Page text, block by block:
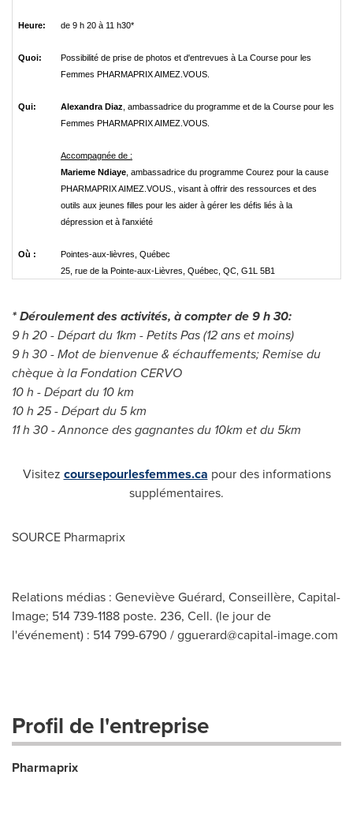
Heure: de 9 h 20 à 11 h30*
Quoi:
Possibilité de prise de photos et d'entrevues à La Course pour les
Femmes PHARMAPRIX AIMEZ.VOUS.
Qui: Alexandra Diaz , ambassadrice du programme et de la Course pour les
Femmes PHARMAPRIX AIMEZ.VOUS.
Accompagnée de :
Marieme Ndiaye , ambassadrice du programme Courez pour la cause
PHARMAPRIX AIMEZ.VOUS., visant à offrir des ressources et des
outils aux jeunes filles pour les aider à gérer les défis liés à la
dépression et à l'anxiété
Où :
Pointes-aux-lièvres, Québec
25, rue de la Pointe-aux-Lièvres, Québec, QC, G1L 5B1
* Déroulement des activités, à compter de 9 h 30:
9 h 20 - Départ du 1km - Petits Pas (12 ans et moins)
9 h 30 - Mot de bienvenue & échauffements; Remise du
chèque à la Fondation CERVO
10 h - Départ du 10 km
10 h 25 - Départ du 5 km
11 h 30 - Annonce des gagnantes du 10km et du 5km
Visitez coursepourlesfemmes.ca pour des informations
supplémentaires.
SOURCE Pharmaprix
Relations médias : Geneviève Guérard, Conseillère, Capital-
Image; 514 739-1188 poste. 236, Cell. (le jour de
l'événement) : 514 799-6790 /gguerard@capital-image.com
Profil de l'entreprise
Pharmaprix